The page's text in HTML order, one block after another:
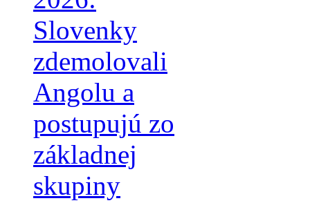
Slovenky
zdemolovali
Angolu a
postupujú zo
základnej
skupiny